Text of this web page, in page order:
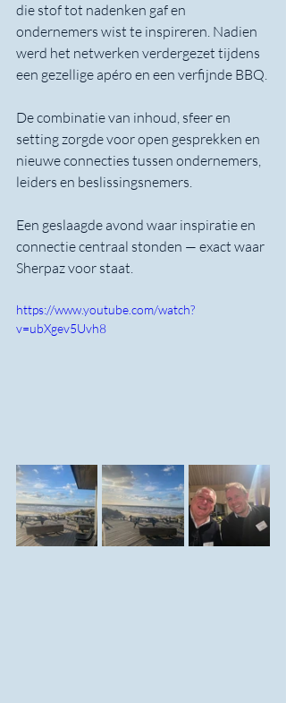
die stof tot nadenken gaf en
ondernemers wist te inspireren. Nadien
werd het netwerken verdergezet tijdens
een gezellige apéro en een verfijnde BBQ.
De combinatie van inhoud, sfeer en
setting zorgde voor open gesprekken en
nieuwe connecties tussen ondernemers,
leiders en beslissingsnemers.
Een geslaagde avond waar inspiratie en
connectie centraal stonden — exact waar
Sherpaz voor staat.
https://www.youtube.com/watch?
v=ubXgev5Uvh8